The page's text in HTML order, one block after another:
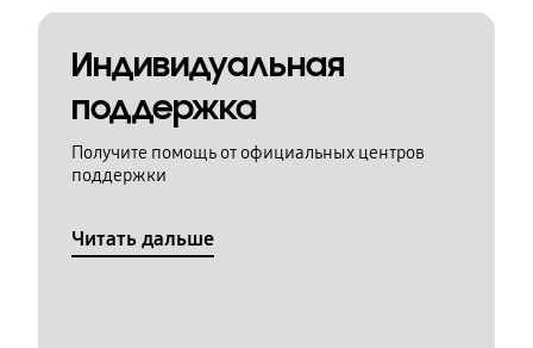
Индивидуальная
поддержка
Получите помощь от официальных центров
поддержки
Читать дальше